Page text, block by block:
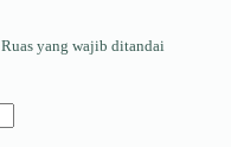
Ruas yang wajib ditandai